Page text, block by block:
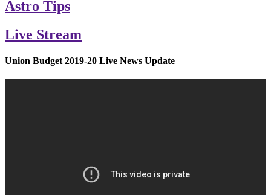
Astro Tips
Live Stream
Union Budget 2019-20 Live News Update